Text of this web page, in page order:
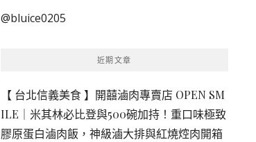
鍵
@bluice0205
近期文章
【 台北信義美食 】開囍滷肉專賣店 OPEN SM
ILE｜米其林必比登與500碗加持！重口味極致
膠原蛋白滷肉飯，神級滷大排與紅燒焢肉開箱